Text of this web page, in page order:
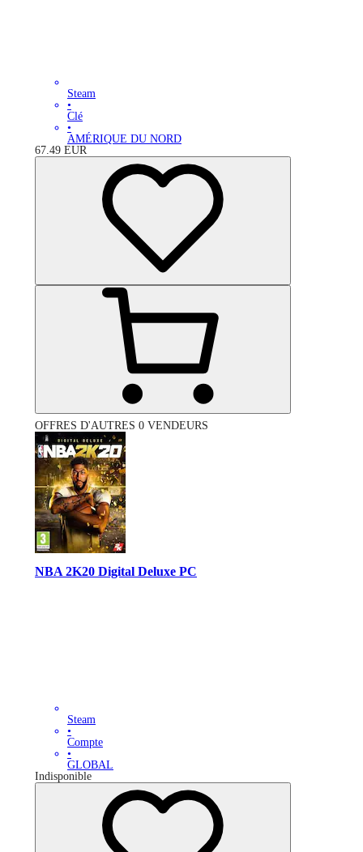
Steam
•
Clé
•
AMÉRIQUE DU NORD
67.49 EUR
OFFRES D'AUTRES 0 VENDEURS
NBA 2K20 Digital Deluxe PC
Steam
•
Compte
•
GLOBAL
Indisponible